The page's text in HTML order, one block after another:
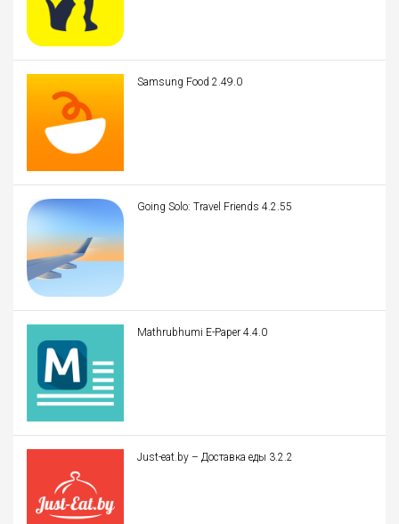
Samsung Food 2.49.0
Going Solo: Travel Friends 4.2.55
Mathrubhumi E-Paper 4.4.0
Just-eat.by – Доставка еды 3.2.2